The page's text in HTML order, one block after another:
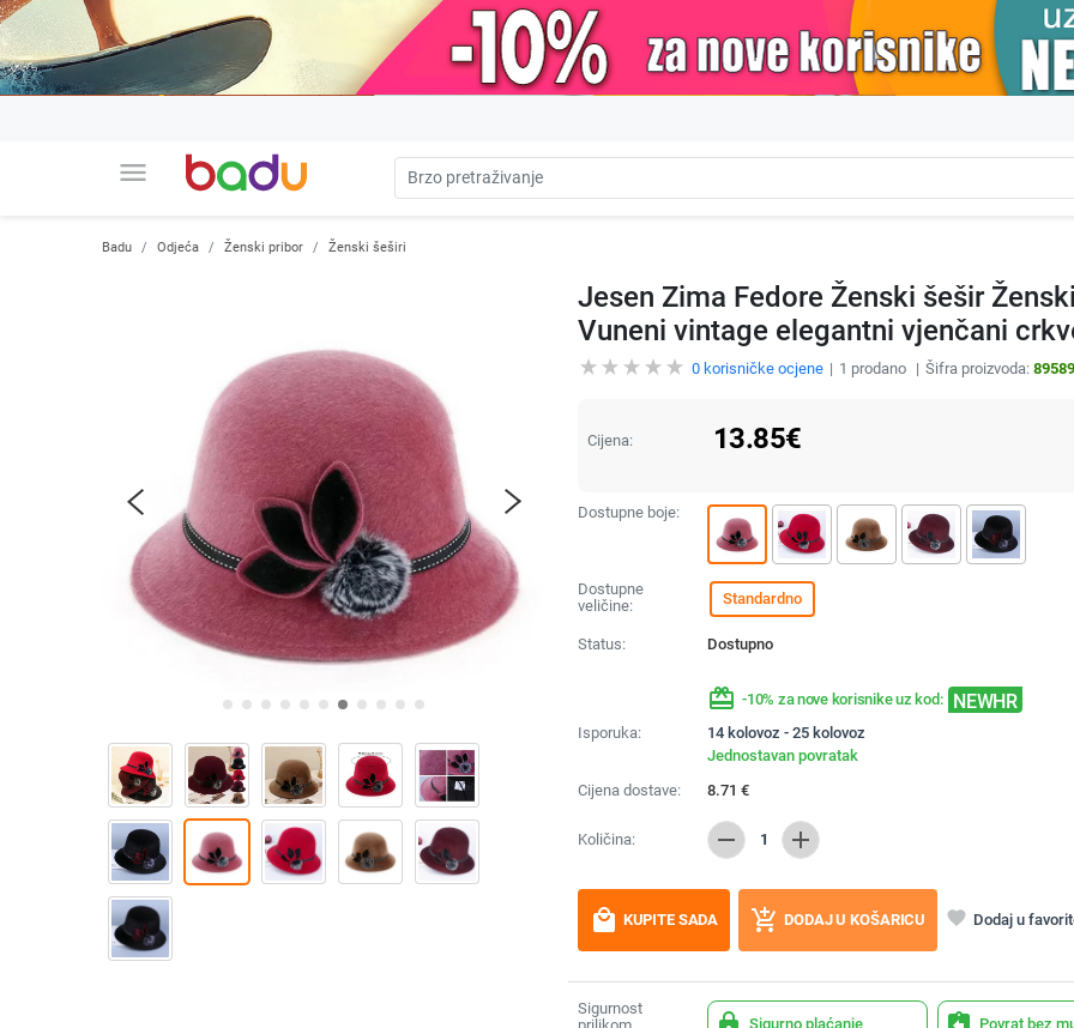
menu
Badu Odjeća Ženski pribor Ženski šeširi
Jesen Zima Fedore Ženski šešir
Vuneni vintage elegantni vjenčani
0korisničke ocjene 1 prodano Šifra proizvoda:
Cijena: 13.85€
Dostupne boje:
Dostupne
veličine:
Standardno
Status: Dostupno
redeem -10% za nove korisnike uz kod: NEWHR
Isporuka:
14 kolovoz - 25 kolovoz
Jednostavan povratak
Cijena dostave:
8.71 €
Količina: remove 1 add
local_mall KUPITE SADA add_shopping_cart DODAJ U KOŠARICU favorite Dodaj u
Sigurnost
Sigurno plaćanje Povrat bez